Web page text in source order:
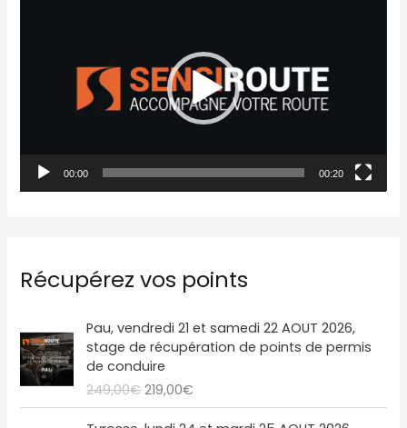
o
00:00 00:20
Récupérez vos points
Pau, vendredi 21 et samedi 22 AOUT 2026,
stage de récupération de points de permis
de conduire
249,00€
L
e
p
r
i219,00€
e
p
L
L